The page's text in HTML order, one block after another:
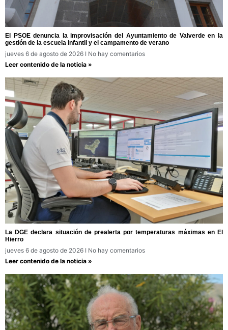
El PSOE denuncia la improvisación del Ayuntamiento de Valverde en la
gestión de la escuela infantil y el campamento de verano
jueves 6 de agosto de 2026
No hay comentarios
Leer contenido de la noticia »
La DGE declara situación de prealerta por temperaturas máximas en El
Hierro
jueves 6 de agosto de 2026
No hay comentarios
Leer contenido de la noticia »